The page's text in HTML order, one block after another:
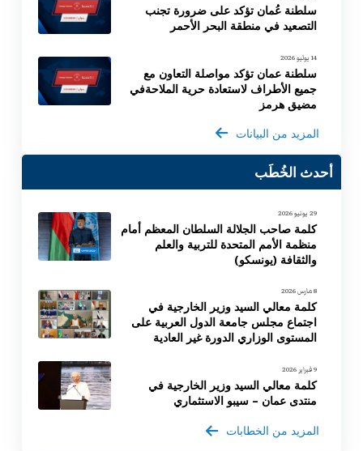
سلطنة عُمان تؤكد على ضرورة تجنب
التصعيد في منطقة البحر الأحمر
14 يوليو 2026
سلطنة عمان تؤكد مواصلة التعاون مع
جميع الأطراف لاستعادة حرية الملاحةفي
مضيق هرمز
المزيد من البيانات
أحدث الخُطَب
29 يونيو 2026
كلمة صاحب الجلالة السلطان المعظم أمام
منظمة الأمم المتحدة للتربية والعلم
والثقافة (يونسكو)
8 مارس 2026
كلمة معالي السيد وزير الخارجية في
اجتماع مجلس جامعة الدول العربية على
المستوى الوزاري الدورة غير العادية
9 فبراير 2026
كلمة معالي السيد وزير الخارجية في
منتدى عمان – سيبو الاستثماري
المزيد من الخطابات